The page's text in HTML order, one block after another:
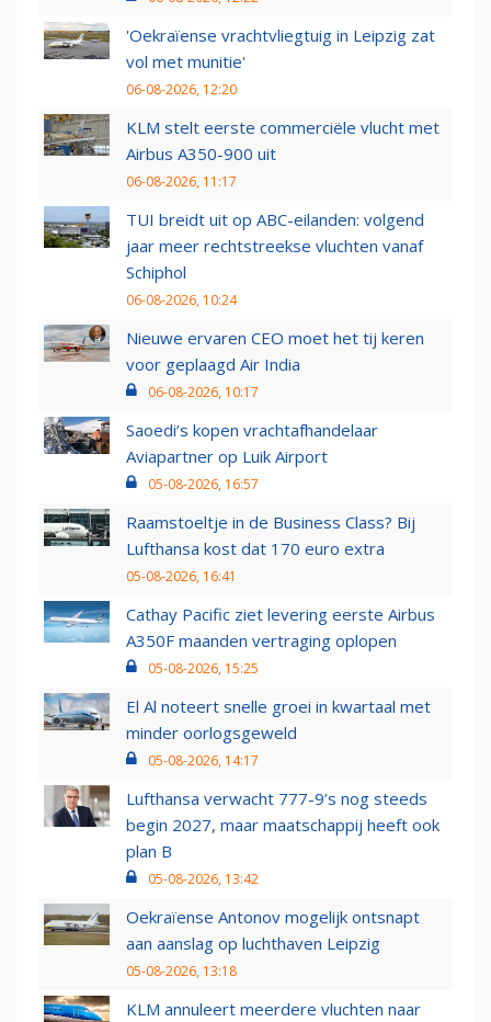
'Oekraïense vrachtvliegtuig in Leipzig zat
vol met munitie'
06-08-2026, 12:20
KLM stelt eerste commerciële vlucht met
Airbus A350-900 uit
06-08-2026, 11:17
TUI breidt uit op ABC-eilanden: volgend
jaar meer rechtstreekse vluchten vanaf
Schiphol
06-08-2026, 10:24
Nieuwe ervaren CEO moet het tij keren
voor geplaagd Air India
06-08-2026, 10:17
Saoedi’s kopen vrachtafhandelaar
Aviapartner op Luik Airport
05-08-2026, 16:57
Raamstoeltje in de Business Class? Bij
Lufthansa kost dat 170 euro extra
05-08-2026, 16:41
Cathay Pacific ziet levering eerste Airbus
A350F maanden vertraging oplopen
05-08-2026, 15:25
El Al noteert snelle groei in kwartaal met
minder oorlogsgeweld
05-08-2026, 14:17
Lufthansa verwacht 777-9’s nog steeds
begin 2027, maar maatschappij heeft ook
plan B
05-08-2026, 13:42
Oekraïense Antonov mogelijk ontsnapt
aan aanslag op luchthaven Leipzig
05-08-2026, 13:18
KLM annuleert meerdere vluchten naar